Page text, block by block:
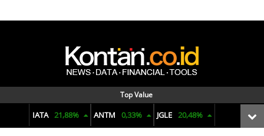
Top Value
IATA 21,88% ANTM 0,33% JGLE 20,48%
Menyajikan data dan informasi terkini seputar pasar keuangan,
reksadana, bunga deposito, ekonomi makro, komoditas, hingga
penjualan mobil. Dengan visual yang informatif dan analisis yang
tajam untuk membuat pengambilan keputusan finansial.